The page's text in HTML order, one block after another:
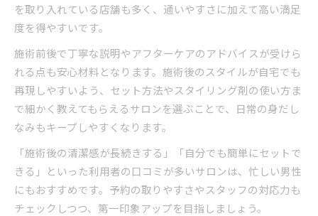
を取り入れている店舗も多く、通いやすさに加えて高い満足
度を得やすいです。
施術前後で丁寧な説明やアフターケアのアドバイスが受けら
れる点も安心材料となります。施術後のスタイルが自宅でも
再現しやすいよう、セット方法やスタイリング剤の使い方ま
で細かく教えてもらえるサロンを選ぶことで、日常の身だし
なみもキープしやすくなります。
「施術後の清潔感が長続きする」「自分でも簡単にセットで
きる」といった利用者の口コミが多いサロンは、忙しい男性
にもおすすめです。予約の取りやすさやスタッフの対応力も
チェックしつつ、第一印象アップを目指しましょう。